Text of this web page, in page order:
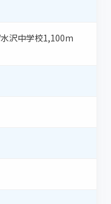
沢中学校1,100m